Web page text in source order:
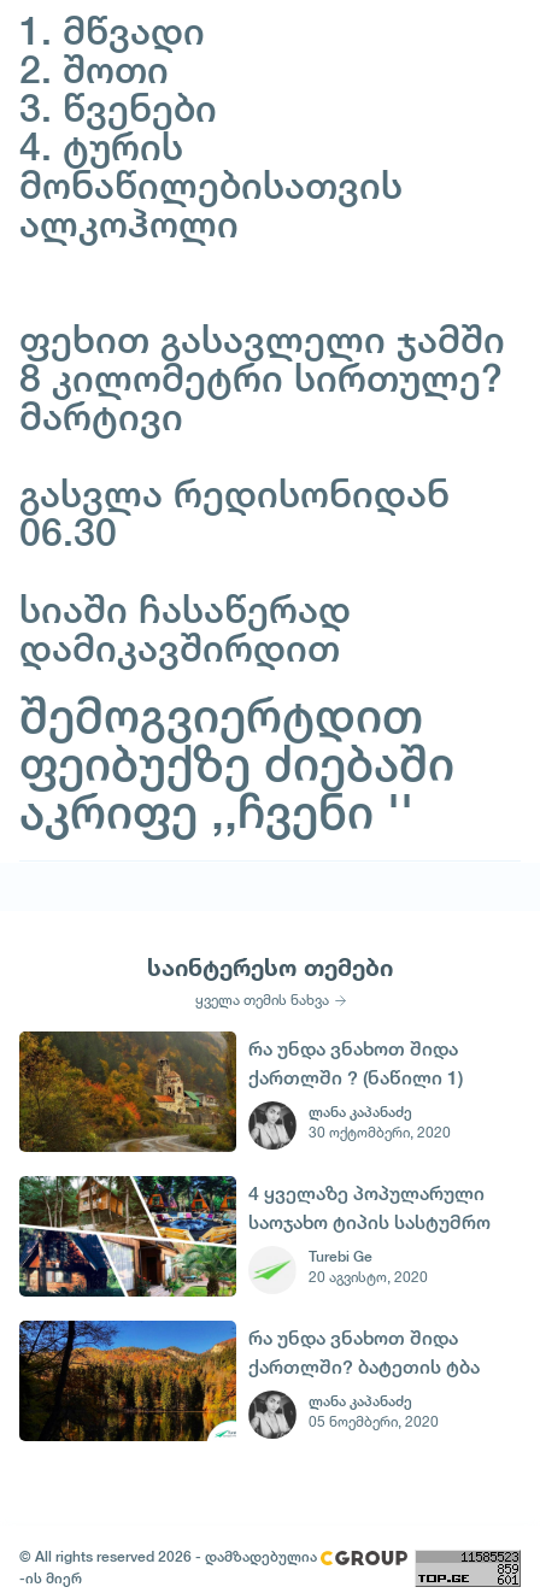
1. მწვადი
2. შოთი
3. წვენები
4. ტურის
მონაწილებისათვის
ალკოჰოლი
ფეხით გასავლელი ჯამში
8 კილომეტრი სირთულე?
მარტივი
გასვლა რედისონიდან
06.30
სიაში ჩასაწერად
დამიკავშირდით
შემოგვიერტდით
ფეიბუქზე ძიებაში
აკრიფე ,,ჩვენი ''
საინტერესო თემები
ყველა თემის ნახვა
რა უნდა ვნახოთ შიდა
ქართლში ? (ნაწილი 1)
ლანა კაპანაძე
30 ოქტომბერი, 2020
4 ყველაზე პოპულარული
საოჯახო ტიპის სასტუმრო
საქართველოს
კურორტებზე
Turebi Ge
20 აგვისტო, 2020
რა უნდა ვნახოთ შიდა
ქართლში? ბატეთის ტბა
(ნაწილის 3)ლანა კაპანაძე
05 ნოემბერი, 2020
© All rights reserved 2026 - დამზადებულია
-ის მიერ